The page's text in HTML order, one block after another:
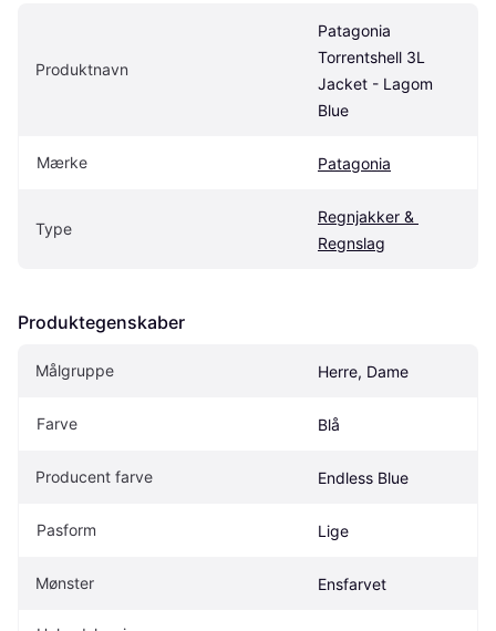
Produktnavn
Patagonia
Torrentshell 3L
Jacket - Lagom
Blue
Mærke Patagonia
Type
Regnjakker &
Regnslag
Produktegenskaber
Målgruppe Herre, Dame
Farve Blå
Producent farve Endless Blue
Pasform Lige
Mønster Ensfarvet